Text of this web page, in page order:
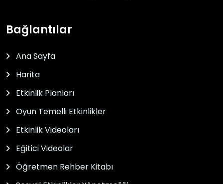
Bağlantılar
Ana Sayfa
Harita
Etkinlik Planları
Oyun Temelli Etkinlikler
Etkinlik Videoları
Eğitici Videolar
Öğretmen Rehber Kitabı